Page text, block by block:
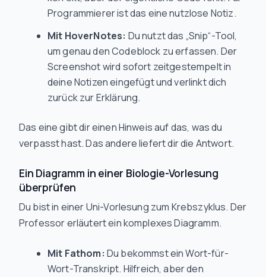
Programmierer ist das eine nutzlose Notiz.
Mit HoverNotes: Du nutzt das „Snip“-Tool,
um genau den Codeblock zu erfassen. Der
Screenshot wird sofort zeitgestempelt in
deine Notizen eingefügt und verlinkt dich
zurück zur Erklärung.
Das eine gibt dir einen Hinweis auf das, was du
verpasst hast. Das andere liefert dir die Antwort.
Ein Diagramm in einer Biologie-Vorlesung
überprüfen
Du bist in einer Uni-Vorlesung zum Krebszyklus. Der
Professor erläutert ein komplexes Diagramm.
Mit Fathom: Du bekommst ein Wort-für-
Wort-Transkript. Hilfreich, aber den